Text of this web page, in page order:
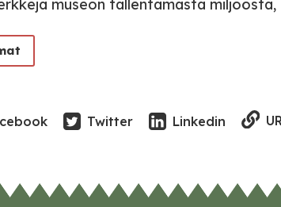
museon tallentamasta miljööstä,
Twitter Linkedin